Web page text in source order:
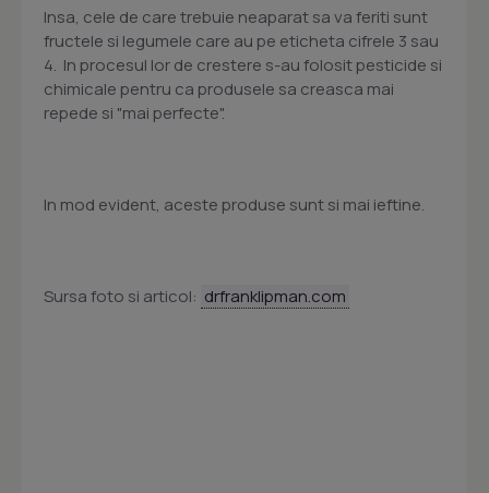
Insa, cele de care trebuie neaparat sa va feriti sunt
fructele si legumele care au pe eticheta cifrele 3 sau
4. In procesul lor de crestere s-au folosit pesticide si
chimicale pentru ca produsele sa creasca mai
repede si "mai perfecte".
In mod evident, aceste produse sunt si mai ieftine.
Sursa foto si articol: drfranklipman.com